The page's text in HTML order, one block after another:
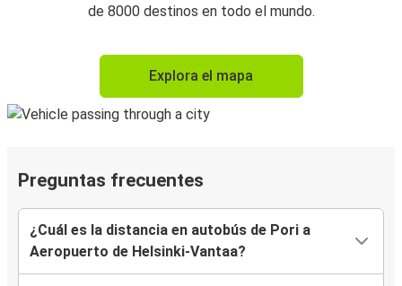
de 8000 destinos en todo el mundo.
Explora el mapa
Preguntas frecuentes
¿Cuál es la distancia en autobús de Pori a
Aeropuerto de Helsinki-Vantaa?